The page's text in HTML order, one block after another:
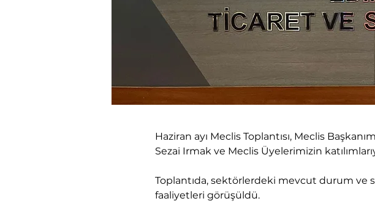
Haziran ayı Meclis Toplantısı, Meclis
Sezai Irmak ve Meclis Üyelerimizin
Toplantıda, sektörlerdeki mevcut durum ve
faaliyetleri görüşüldü.